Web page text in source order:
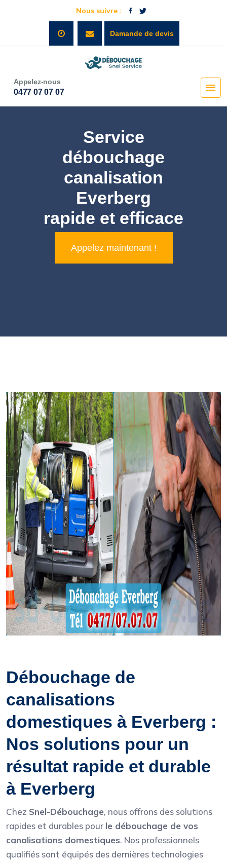
Nous suivre :
Damande de devis
Appelez-nous
0477 07 07 07
Service
débouchage
canalisation
Everberg
rapide et efficace
Appelez maintenant !
Débouchage de
canalisations
domestiques à Everberg :
Nos solutions pour un
résultat rapide et durable
à Everberg
Chez Snel-Débouchage, nous offrons des solutions
rapides et durables pour le débouchage de vos
canalisations domestiques. Nos professionnels
qualifiés sont équipés des dernières technologies